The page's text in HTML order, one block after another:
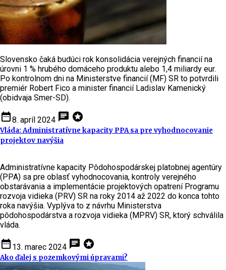
Slovensko čaká budúci rok konsolidácia verejných financií na
úrovni 1 % hrubého domáceho produktu alebo 1,4 miliardy eur.
Po kontrolnom dni na Ministerstve financií (MF) SR to potvrdili
premiér Robert Fico a minister financií Ladislav Kamenický
(obidvaja Smer-SD).
date_range8. apríl 2024 chat stars
Vláda: Administratívne kapacity PPA sa pre vyhodnocovanie
projektov navýšia
Administratívne kapacity Pôdohospodárskej platobnej agentúry
(PPA) sa pre oblasť vyhodnocovania, kontroly verejného
obstarávania a implementácie projektových opatrení Programu
rozvoja vidieka (PRV) SR na roky 2014 až 2022 do konca tohto
roka navýšia. Vyplýva to z návrhu Ministerstva
pôdohospodárstva a rozvoja vidieka (MPRV) SR, ktorý schválila
vláda.
date_range 13. marec 2024 chat stars
Ako ďalej s pozemkovými úpravami?